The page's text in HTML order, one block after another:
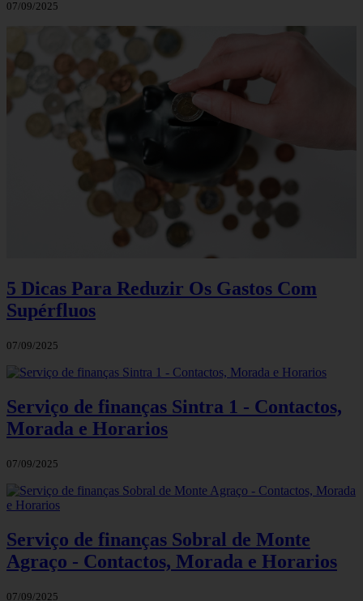
07/09/2025
5 Dicas Para Reduzir Os Gastos Com
Supérfluos
07/09/2025
Serviço de finanças Sintra 1 - Contactos,
Morada e Horarios
07/09/2025
Serviço de finanças Sobral de Monte
Agraço - Contactos, Morada e Horarios
07/09/2025